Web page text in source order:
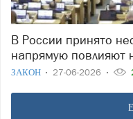
В России принято несколько законов, которые
напрямую повлияют
ЗАКОН 27-06-2026